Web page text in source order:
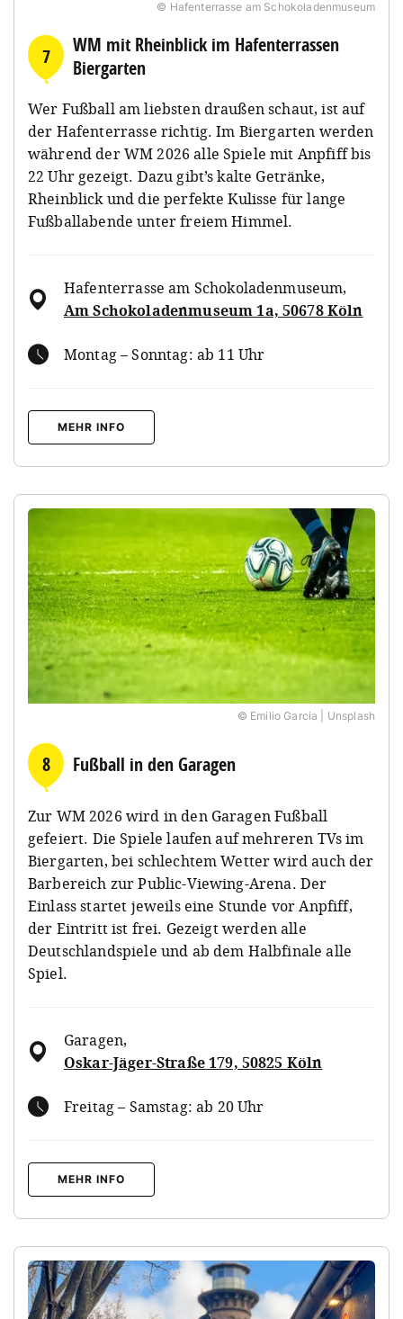
© Hafenterrasse am Schokoladenmuseum
7
WM mit Rheinblick im Hafenterrassen
Biergarten
Wer Fußball am liebsten draußen schaut, ist auf
der Hafenterrasse richtig. Im Biergarten werden
während der WM 2026 alle Spiele mit Anpfiff bis
22 Uhr gezeigt. Dazu gibt’s kalte Getränke,
Rheinblick und die perfekte Kulisse für lange
Fußballabende unter freiem Himmel.
Hafenterrasse am Schokoladenmuseum,
Am Schokoladenmuseum 1a, 50678 Köln
Montag – Sonntag: ab 11 Uhr
MEHR INFO
© Emilio Garcia | Unsplash
8 Fußball in den Garagen
Zur WM 2026 wird in den Garagen Fußball
gefeiert. Die Spiele laufen auf mehreren TVs im
Biergarten, bei schlechtem Wetter wird auch der
Barbereich zur Public-Viewing-Arena. Der
Einlass startet jeweils eine Stunde vor Anpfiff,
der Eintritt ist frei. Gezeigt werden alle
Deutschlandspiele und ab dem Halbfinale alle
Spiel.
Garagen,
Oskar-Jäger-Straße 179, 50825 Köln
Freitag – Samstag: ab 20 Uhr
MEHR INFO